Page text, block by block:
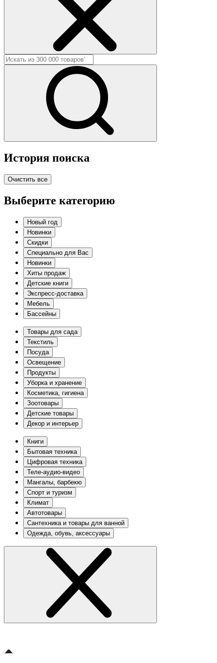
История поиска
Очистить все
Выберите категорию
Новый год
Новинки
Скидки
Специально для Вас
Новинки
Хиты продаж
Детские книги
Экспресс-доставка
Мебель
Бассейны
Товары для сада
Текстиль
Посуда
Освещение
Продукты
Уборка и хранение
Косметика, гигиена
Зоотовары
Детские товары
Декор и интерьер
Книги
Бытовая техника
Цифровая техника
Теле-аудио-видео
Мангалы, барбекю
Спорт и туризм
Климат
Автотовары
Сантехника и товары для ванной
Одежда, обувь, аксессуары